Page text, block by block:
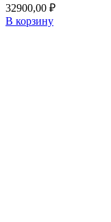
32900,00 ₽
В корзину